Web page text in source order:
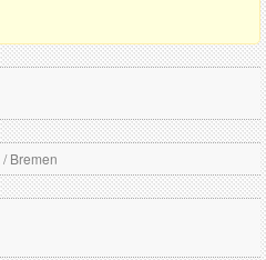
/Bremen